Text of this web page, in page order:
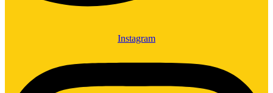
Instagram